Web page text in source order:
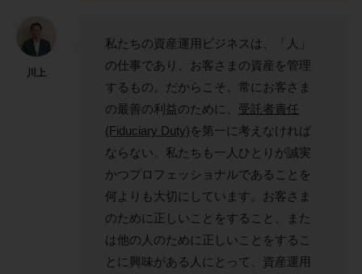
川上
私たちの資産運用ビジネスは、「人」
の仕事であり、お客さまの資産を管理
するもの。だからこそ、常にお客さま
の最善の利益のために、 受託者責任
(Fiduciary Duty)を第一に考えなければ
ならない。私たちも一人ひとりが誠実
かつプロフェッショナルであることを
何よりも大切にしています。お客さま
のために正しいことをすること、また
は他の人のために正しいことをするこ
とに興味がある人にとって、資産運用